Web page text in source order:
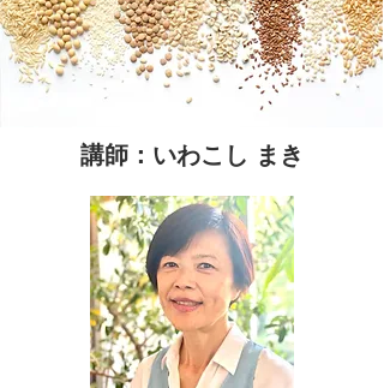
講師：いわこし まき